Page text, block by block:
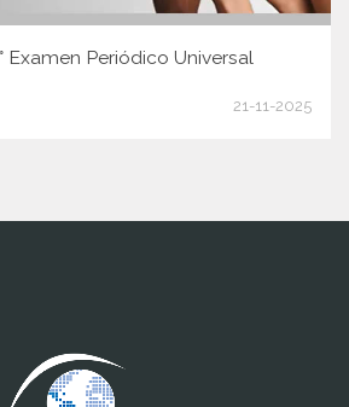
Examen Periódico Universal
21-11-2025